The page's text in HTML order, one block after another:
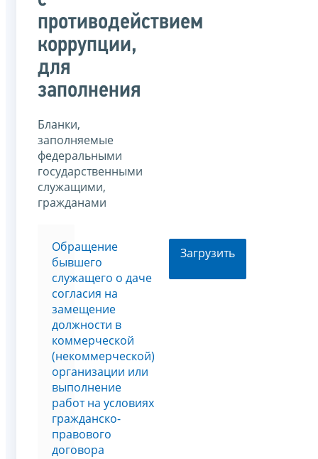
противодействием
коррупции,
для
заполнения
Бланки,
заполняемые
федеральными
государственными
служащими,
гражданами
Обращение
бывшего
служащего о даче
согласия на
замещение
должности в
коммерческой
(некоммерческой)
организации или
выполнение
работ на условиях
гражданско-
правового
договора
Загрузить